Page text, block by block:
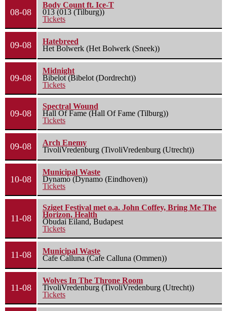
08-08
Body Count ft. Ice-T
013 (013 (Tilburg))
Tickets
09-08
Hatebreed
Het Bolwerk (Het Bolwerk (Sneek))
09-08
Midnight
Bibelot (Bibelot (Dordrecht))
Tickets
09-08
Spectral Wound
Hall Of Fame (Hall Of Fame (Tilburg))
Tickets
09-08
Arch Enemy
TivoliVredenburg (TivoliVredenburg (Utrecht))
10-08
Municipal Waste
Dynamo (Dynamo (Eindhoven))
Tickets
11-08
Sziget Festival met o.a. John Coffey, Bring Me The
Horizon, Health
Óbudai Eiland, Budapest
Tickets
11-08
Municipal Waste
Cafe Calluna (Cafe Calluna (Ommen))
11-08
Wolves In The Throne Room
TivoliVredenburg (TivoliVredenburg (Utrecht))
Tickets